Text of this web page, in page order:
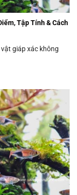
Tập Tính & Cách
giáp xác không